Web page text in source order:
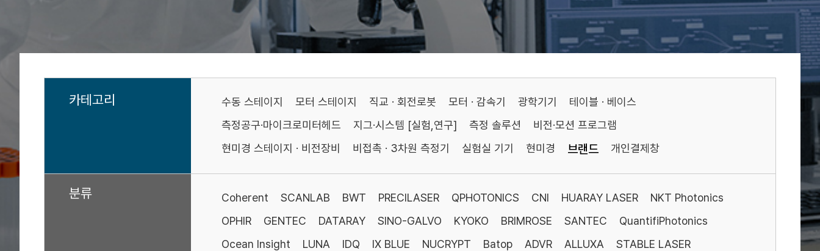
카테고리 수동 스테이지 모터 스테이지 직교 · 회전로봇 모터 · 감속기 광학기기
테이블 · 베이스
측정공구·마이크로미터헤드
지그·시스템 [실험,연구] 측정 솔루션
비전·모션 프로그램
현미경 스테이지 · 비전장비
비접촉 · 3차원 측정기 실험실 기기 현미경 브랜드 개인결제창
분류 Coherent SCANLAB BWT PRECILASER QPHOTONICS CNI HUARAY LASER
NKT Photonics
OPHIR
GENTEC DATARAY SINO-GALVO KYOKO BRIMROSE SANTEC
QuantifiPhotonics
Ocean Insight
LUNA IDQ IX BLUE NUCRYPT Batop ADVR ALLUXA
STABLE LASER